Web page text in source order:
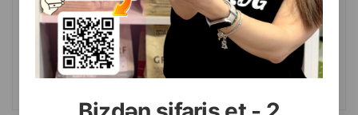
Масса Цена
Купить
1 шт
2.50
КУПИТЬ